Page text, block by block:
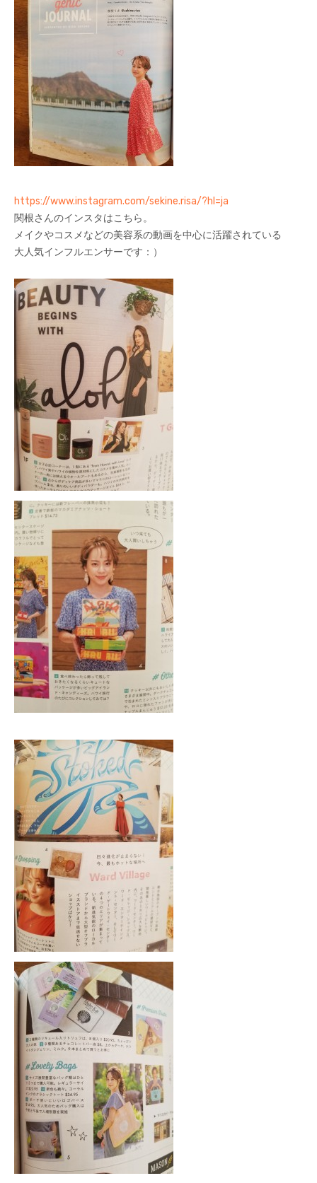
https://www.instagram.com/sekine.risa/?hl=ja
関根さんのインスタはこちら。
メイクやコスメなどの美容系の動画を中心に活躍されている
大人気インフルエンサーです：）